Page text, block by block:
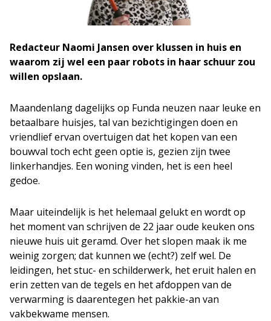
Redacteur Naomi Jansen over klussen in huis en
waarom zij wel een paar robots in haar schuur zou
willen opslaan.
Maandenlang dagelijks op Funda neuzen naar leuke en
betaalbare huisjes, tal van bezichtigingen doen en
vriendlief ervan overtuigen dat het kopen van een
bouwval toch echt geen optie is, gezien zijn twee
linkerhandjes. Een woning vinden, het is een heel
gedoe.
Maar uiteindelijk is het helemaal gelukt en wordt op
het moment van schrijven de 22 jaar oude keuken ons
nieuwe huis uit geramd. Over het slopen maak ik me
weinig zorgen; dat kunnen we (echt?) zelf wel. De
leidingen, het stuc- en schilderwerk, het eruit halen en
erin zetten van de tegels en het afdoppen van de
verwarming is daarentegen het pakkie-an van
vakbekwame mensen.